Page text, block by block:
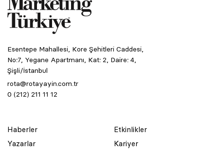
Esentepe Mahallesi, Kore Şehitleri Caddesi,
No:7, Yegane Apartmanı, Kat: 2, Daire: 4,
Şişli/İstanbul
rota@rotayayin.com.tr
0 (212) 211 11 12
Haberler
Yazarlar
Etkinlikler
Kariyer